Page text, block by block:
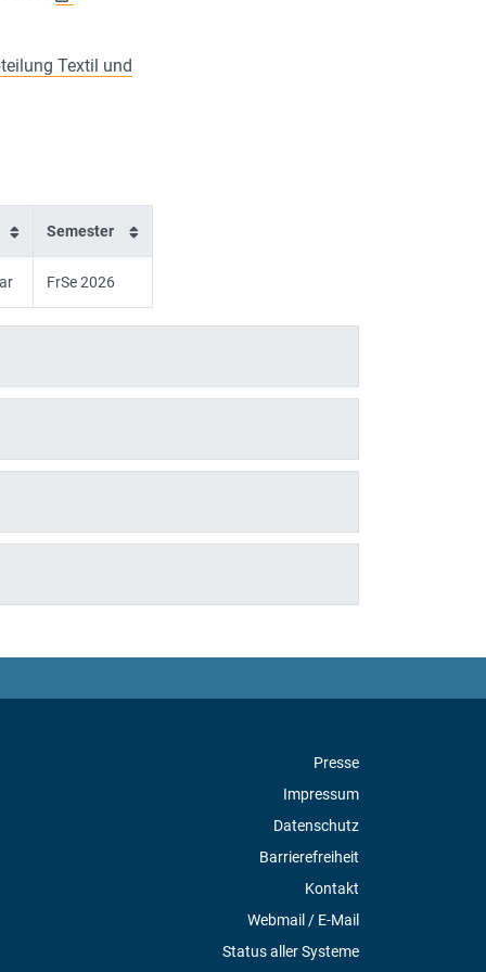
Textil und
Semester
FrSe 2026
Presse
Impressum
Datenschutz
Barrierefreiheit
Kontakt
Webmail / E-Mail
Status aller Systeme